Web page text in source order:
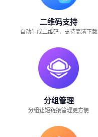
二维码支持
自动生成二维码，支持高清下载
分组管理
分组让短链接管理更方便